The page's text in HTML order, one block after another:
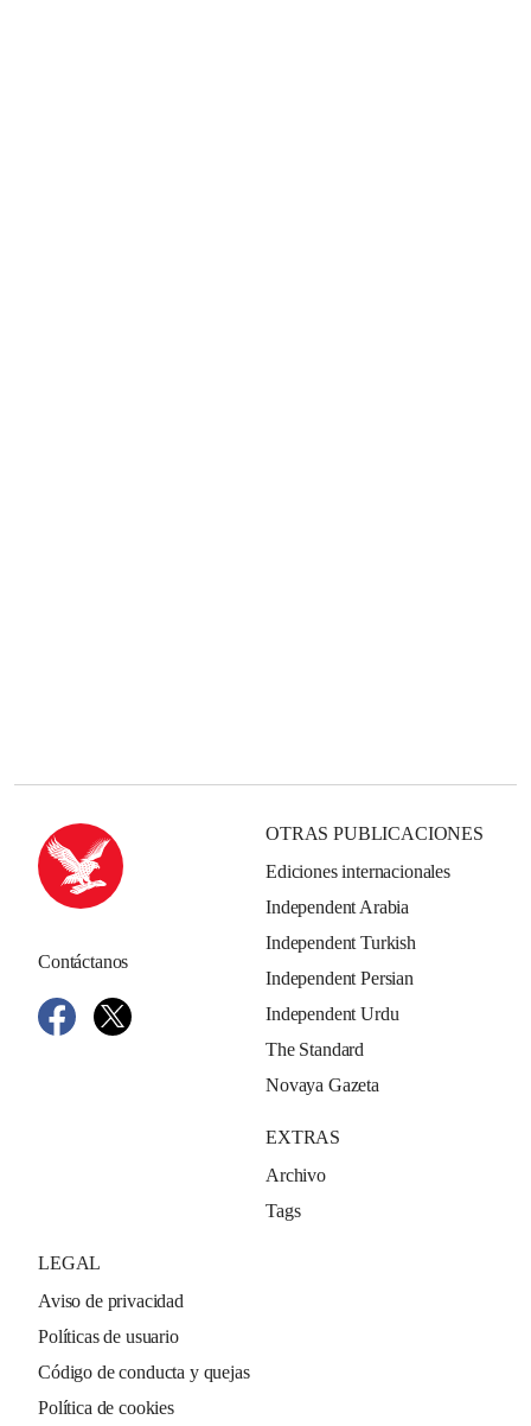
Contáctanos
OTRAS PUBLICACIONES
Ediciones internacionales
Independent Arabia
Independent Turkish
Independent Persian
Independent Urdu
The Standard
Novaya Gazeta
EXTRAS
Archivo
Tags
LEGAL
Aviso de privacidad
Políticas de usuario
Código de conducta y quejas
Política de cookies